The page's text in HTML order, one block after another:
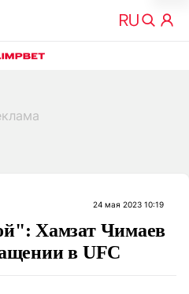
24 мая 2023 10:19
Хамзат Чимаев
в UFC